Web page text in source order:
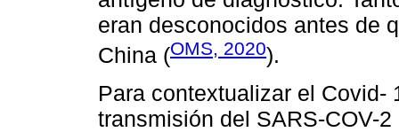
eran desconocidos antes de
China (OMS, 2020).
Para contextualizar el
transmisión del SARS-COV-